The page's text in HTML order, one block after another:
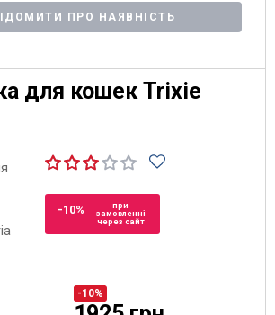
ПРО НАЯВНІСТЬ
для кошек Trixie
-10%
при
замовленні
через сайт
-10%